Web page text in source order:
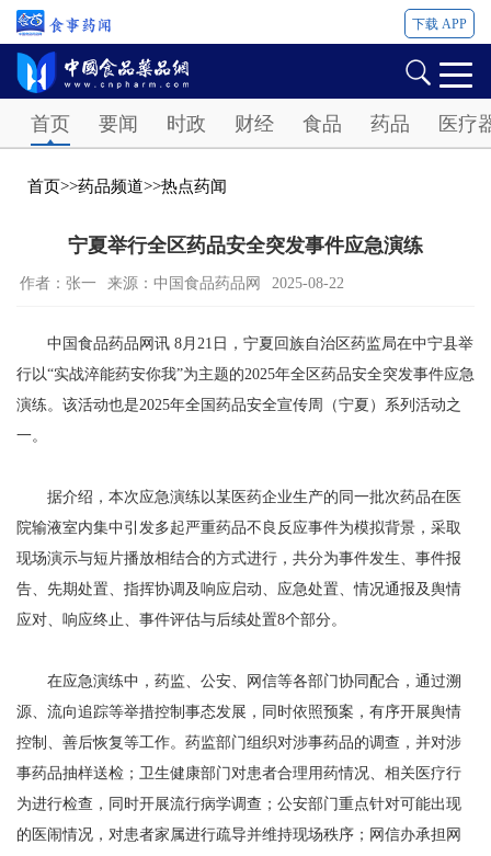
下载 APP
首页 要闻 时政 财经 食品 药品 医疗
首页>>药品频道>>热点药闻
宁夏举行全区药品安全突发事件应急演练
作者：张一 来源：中国食品药品网 2025-08-22
中国食品药品网讯 8月21日，宁夏回族自治区药监局在中宁县举
行以“实战淬能药安你我”为主题的2025年全区药品安全突发事件应急
演练。该活动也是2025年全国药品安全宣传周（宁夏）系列活动之
一。
据介绍，本次应急演练以某医药企业生产的同一批次药品在医
院输液室内集中引发多起严重药品不良反应事件为模拟背景，采取
现场演示与短片播放相结合的方式进行，共分为事件发生、事件报
告、先期处置、指挥协调及响应启动、应急处置、情况通报及舆情
应对、响应终止、事件评估与后续处置8个部分。
在应急演练中，药监、公安、网信等各部门协同配合，通过溯
源、流向追踪等举措控制事态发展，同时依照预案，有序开展舆情
控制、善后恢复等工作。药监部门组织对涉事药品的调查，并对涉
事药品抽样送检；卫生健康部门对患者合理用药情况、相关医疗行
为进行检查，同时开展流行病学调查；公安部门重点针对可能出现
的医闹情况，对患者家属进行疏导并维持现场秩序；网信办承担网